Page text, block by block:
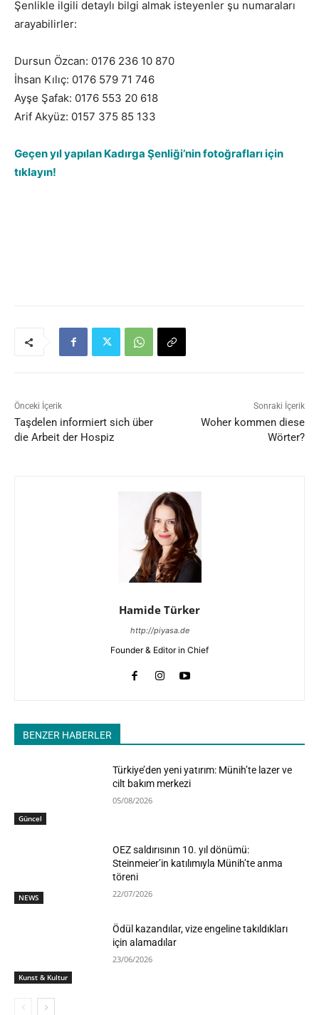
Şenlikle ilgili detaylı bilgi almak isteyenler şu numaraları
arayabilirler:
Dursun Özcan: 0176 236 10 870
İhsan Kılıç: 0176 579 71 746
Ayşe Şafak: 0176 553 20 618
Arif Akyüz: 0157 375 85 133
Geçen yıl yapılan Kadırga Şenliği’nin fotoğrafları için
tıklayın!
Önceki İçerik
Taşdelen informiert sich über
die Arbeit der Hospiz
Sonraki İçerik
Woher kommen diese
Wörter?
Hamide Türker
http://piyasa.de
Founder & Editor in Chief
BENZER HABERLER
Güncel
Türkiye’den yeni yatırım: Münih’te lazer ve
cilt bakım merkezi
05/08/2026
NEWS
OEZ saldırısının 10. yıl dönümü:
Steinmeier’in katılımıyla Münih’te anma
töreni
22/07/2026
Kunst & Kultur
Ödül kazandılar, vize engeline takıldıkları
için alamadılar
23/06/2026